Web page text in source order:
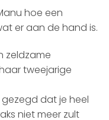
hoe een
er aan de hand is.
zeldzame
tweejarige
gezegd dat je heel
niet meer zult